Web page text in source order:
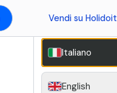
Vendi su Holidoit
Italiano
English